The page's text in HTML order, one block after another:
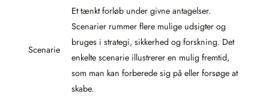
Scenarie
Et tænkt forløb under givne antagelser.
Scenarier rummer flere mulige udsigter og
bruges i strategi, sikkerhed og forskning. Det
enkelte scenarie illustrerer en mulig fremtid,
som man kan forberede sig på eller forsøge at
skabe.